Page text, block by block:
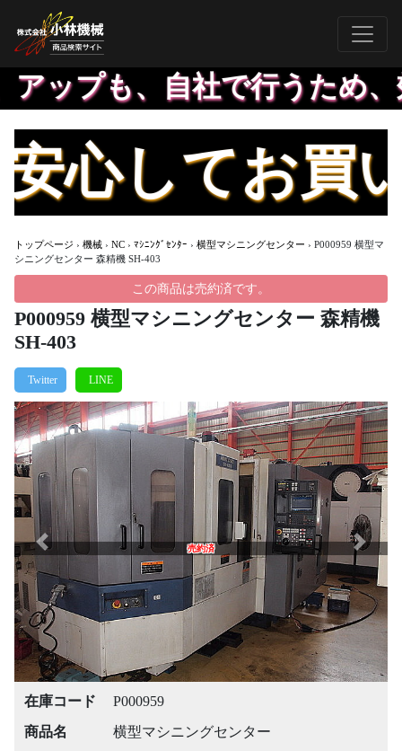
、自社で行うため、効率
てお買い求
トップページ › 機械 › NC › ﾏｼﾆﾝｸﾞｾﾝﾀｰ › 横型マシニングセンター › P000959 横型マ
シニングセンター 森精機 SH-403
この商品は売約済です。
P000959 横型マシニングセンター 森精機
SH-403
売約済
Previous Next
在庫コード
P000959
商品名
横型マシニングセンター